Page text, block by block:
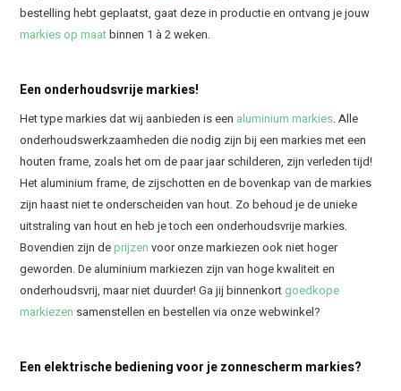
bestelling hebt geplaatst, gaat deze in productie en ontvang je jouw
markies op maatbinnen 1 à 2 weken.
Een onderhoudsvrije markies!
Het type markies dat wij aanbieden is een aluminium markies. Alle
onderhoudswerkzaamheden die nodig zijn bij een markies met een
houten frame, zoals het om de paar jaar schilderen, zijn verleden tijd!
Het aluminium frame, de zijschotten en de bovenkap van de markies
zijn haast niet te onderscheiden van hout. Zo behoud je de unieke
uitstraling van hout en heb je toch een onderhoudsvrije markies.
Bovendien zijn deprijzen voor onze markiezen ook niet hoger
geworden. De aluminium markiezen zijn van hoge kwaliteit en
onderhoudsvrij, maar niet duurder! Ga jij binnenkortgoedkope
markiezen samenstellen en bestellen via onze webwinkel?
Een elektrische bediening voor je zonnescherm markies?